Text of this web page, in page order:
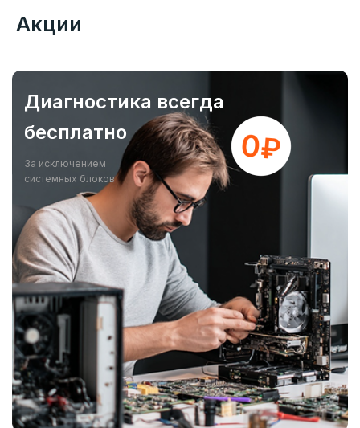
Акции
Диагностика всегда
бесплатно
За исключением
системных блоков